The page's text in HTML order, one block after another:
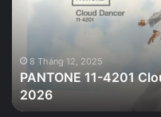
Màu
của
năm
2026
8 Tháng 12, 2025
PANTONE 11-4201
2026